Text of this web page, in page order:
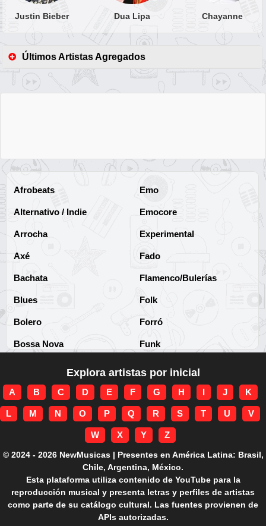
Justin Bieber Dua Lipa Chayanne
Últimos Artistas Agregados
Afrobeats
Alternativo / Indie
Arrocha
Axé
Bachata
Blues
Bolero
Bossa Nova
Brega-funk
Cha-Cha
Corridos
Country
Cuarteto
Emo
Emocore
Experimental
Fado
Flamenco/Bulerías
Folk
Forró
Funk
Funk Internacional
Gospel/Religioso
Gótico
Grunge
Guarania
Hard rock
Hardcore
Explora artistas por inicial
A B C D E F G H I J K
L M N O P Q R S T U V
W X Y Z
© 2024 - 2026 NewMusicas | Presentes en América Latina: Brasil,
Chile, Argentina, México.
Esta plataforma utiliza contenido de YouTube para la
reproducción musical y presenta letras y perfiles de artistas
como parte de su catálogo cultural. Las fuentes provienen de
APIs autorizadas.